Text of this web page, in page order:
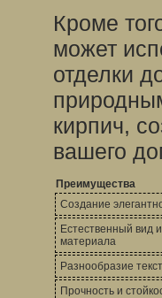
Кроме
может
отделки
кирпич,
вашего
Преимущества
Создание
Естественный вид
материала
Разнообразие
Прочность и